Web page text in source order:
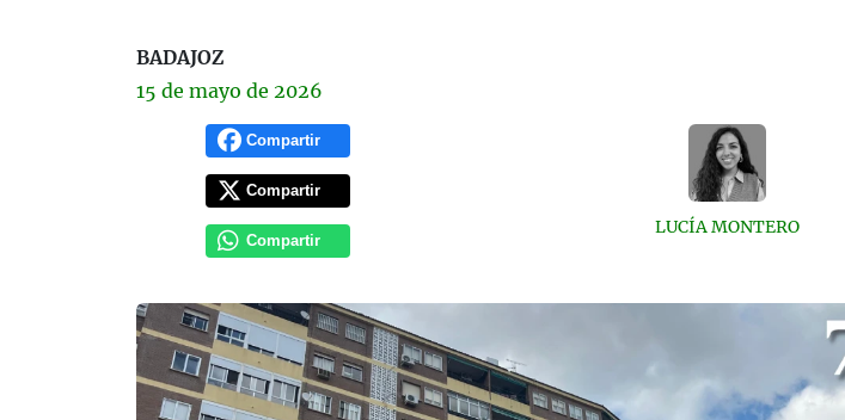
BADAJOZ
15 de mayo de 2026
Compartir
Compartir
Compartir
LUCÍA MONTERO